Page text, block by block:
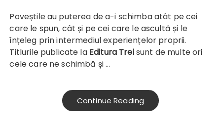
Poveștile au puterea de a-i schimba atât pe cei
care le spun, cât și pe cei care le ascultă și le
înțeleg prin intermediul experiențelor proprii.
Titlurile publicate la Editura Treisunt de multe ori
cele care ne schimbă și …
Continue Reading